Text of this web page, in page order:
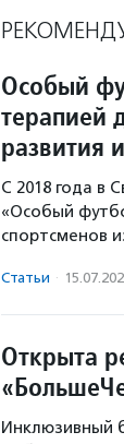
Особый
терапией
развития
С 2018 года в
«Особый
спортсменов
Статьи ·
Открыта
Инклюзивный